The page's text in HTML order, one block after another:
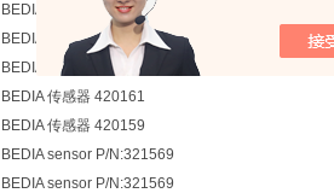
BEDIA SENSOR 420159
BEDIA 传感器 321611
BEDIA 传感器 420311
BEDIA 传感器 420161
BEDIA 传感器 420159
BEDIA sensor P/N:321569
BEDIA sensor P/N:321569